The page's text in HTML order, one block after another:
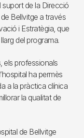
de la Direcció
Bellvitge a través
i Estratègia, que
del programa.
els professionals
ha permès
a la pràctica clínica
la qualitat de
de Bellvitge